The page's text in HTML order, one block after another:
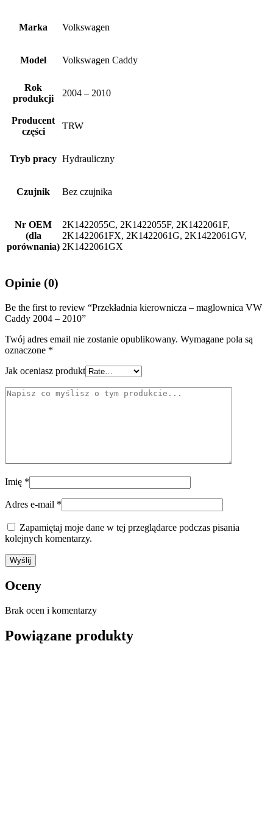
Marka Volkswagen
Model Volkswagen Caddy
Rok
produkcji
2004 – 2010
Producent
części
TRW
Tryb pracy Hydrauliczny
Czujnik Bez czujnika
Nr OEM
(dla
porównania)
2K1422055C, 2K1422055F, 2K1422061F,
2K1422061FX, 2K1422061G, 2K1422061GV,
2K1422061GX
Opinie (0)
Be the first to review “Przekładnia kierownicza – maglownica VW
Caddy 2004 – 2010”
Twój adres email nie zostanie opublikowany. Wymagane pola są
oznaczone *
Jak oceniasz produkt
Imię *
Adres e-mail *
Zapamiętaj moje dane w tej przeglądarce podczas pisania
kolejnych komentarzy.
Oceny
Brak ocen i komentarzy
Powiązane produkty